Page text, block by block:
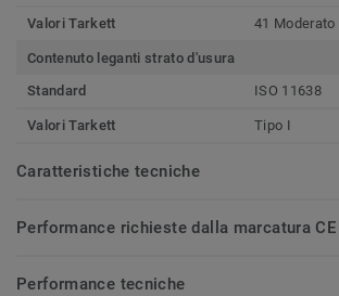
Valori Tarkett 41 Moderato
Contenuto leganti strato d'usura
Standard
ISO 11638
Valori Tarkett Tipo I
Caratteristiche tecniche
Performance richieste dalla marcatura CE
Performance tecniche